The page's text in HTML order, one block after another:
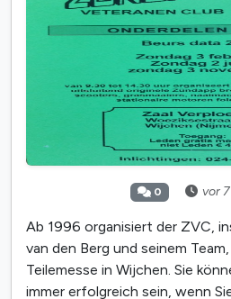
0 vor
Ab 1996 organisiert der ZVC,
van den Berg und seinem
Teilemesse in Wijchen. Sie
immer erfolgreich sein, wenn